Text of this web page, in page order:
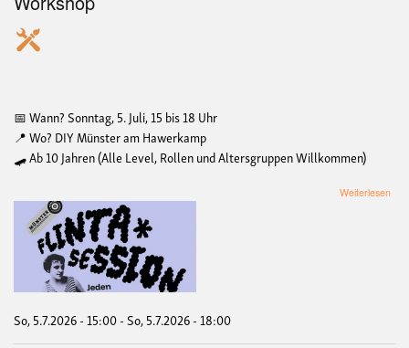
📅 Wann? Sonntag, 5. Juli, 15 bis 18 Uhr
📍 Wo? DIY Münster am Hawerkamp
🛹 Ab 10 Jahren (Alle Level, Rollen und Altersgruppen Willkommen)
Weiterlesen
So, 5.7.2026 - 15:00-So, 5.7.2026 - 18:00